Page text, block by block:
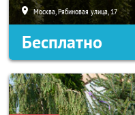
Москва, Рябиновая улица, 17
Бесплатно